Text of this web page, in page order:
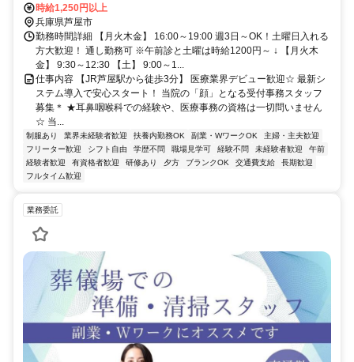
時給1,250円以上
兵庫県芦屋市
勤務時間詳細 【月火木金】 16:00～19:00 週3日～OK！土曜日入れる
方大歓迎！ 通し勤務可 ※午前診と土曜は時給1200円～ ↓ 【月火木
金】 9:30～12:30 【土】 9:00～1...
仕事内容 【JR芦屋駅から徒歩3分】 医療業界デビュー歓迎☆ 最新シ
ステム導入で安心スタート！ 当院の「顔」となる受付事務スタッフ
募集＊ ★耳鼻咽喉科での経験や、医療事務の資格は一切問いません
☆ 当...
制服あり 業界未経験者歓迎 扶養内勤務OK 副業・WワークOK
主婦・主夫歓迎
フリーター歓迎
シフト自由 学歴不問 職場見学可 経験不問 未経験者歓迎
午前
経験者歓迎
有資格者歓迎 研修あり 夕方 ブランクOK 交通費支給
長期歓迎
フルタイム歓迎
業務委託